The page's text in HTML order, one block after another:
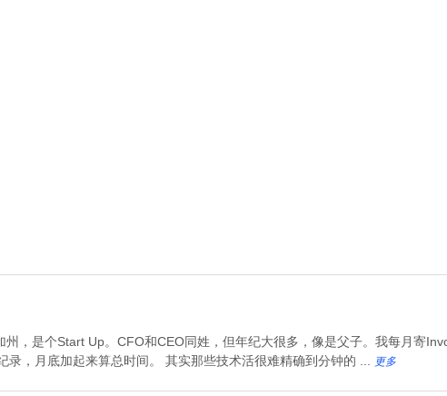
，是个Start Up。CFO和CEO同姓，但年纪大很多，像是父子。我每月寄
，月底加起来算总时间。 其实那些技术活很难精确到分钟的 ...
更多